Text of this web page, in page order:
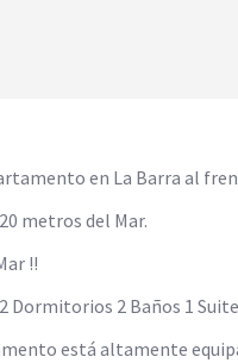
en La Barra al
metros del Mar.
!!
Dormitorios 2 Baños 1
está altamente